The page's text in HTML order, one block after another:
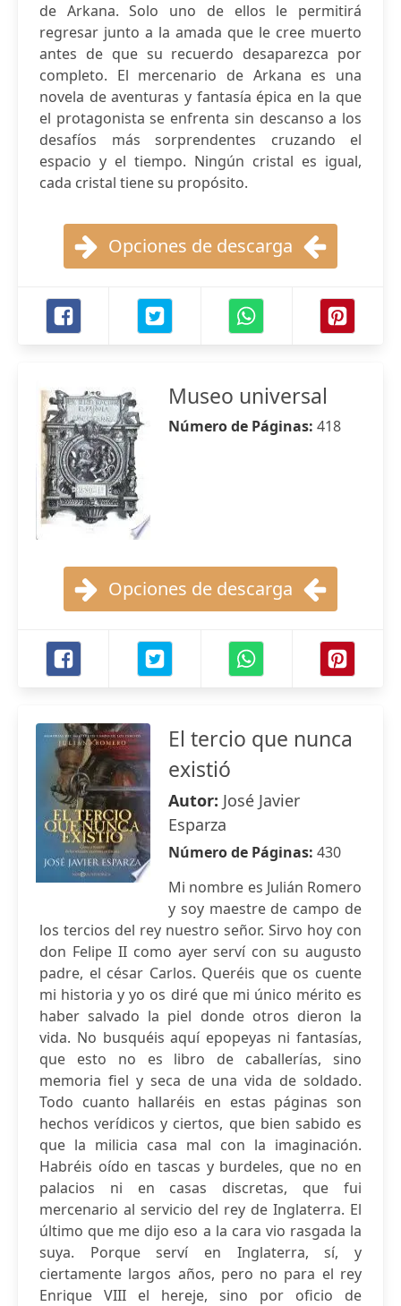
de Arkana. Solo uno de ellos le permitirá
regresar junto a la amada que le cree muerto
antes de que su recuerdo desaparezca por
completo. El mercenario de Arkana es una
novela de aventuras y fantasía épica en la que
el protagonista se enfrenta sin descanso a los
desafíos más sorprendentes cruzando el
espacio y el tiempo. Ningún cristal es igual,
cada cristal tiene su propósito.
Opciones de descarga
Museo universal
Número de Páginas: 418
Opciones de descarga
El tercio que nunca
existió
Autor: José Javier
Esparza
Número de Páginas: 430
Mi nombre es Julián Romero
y soy maestre de campo de
los tercios del rey nuestro señor. Sirvo hoy con
don Felipe II como ayer serví con su augusto
padre, el césar Carlos. Queréis que os cuente
mi historia y yo os diré que mi único mérito es
haber salvado la piel donde otros dieron la
vida. No busquéis aquí epopeyas ni fantasías,
que esto no es libro de caballerías, sino
memoria fiel y seca de una vida de soldado.
Todo cuanto hallaréis en estas páginas son
hechos verídicos y ciertos, que bien sabido es
que la milicia casa mal con la imaginación.
Habréis oído en tascas y burdeles, que no en
palacios ni en casas discretas, que fui
mercenario al servicio del rey de Inglaterra. El
último que me dijo eso a la cara vio rasgada la
suya. Porque serví en Inglaterra, sí, y
ciertamente largos años, pero no para el rey
Enrique VIII el hereje, sino por oficio de